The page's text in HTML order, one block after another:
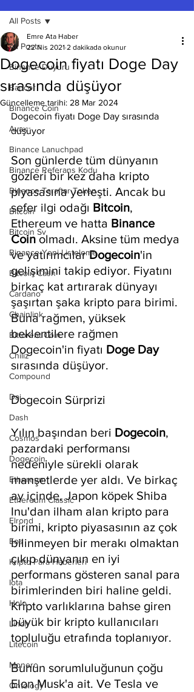
All Posts
Binance Duyuru
Bancor
Binance Coin
Avax
Binance Lanuchpad
Binance Referans Kodu
Binance Taraftar Token
Bitcoin
Bitcoin Sv
Binance Yeni Listeleme
Bitcoin Cash
Cardano
Chainlink
Bittorent Coin
Chiliz
Compound
Dai
Dash
Cosmos
Dogecoin
Ethereum
Ethereum Classic
Elrond
Eos
Kripto Para Haberleri
Iota
Holo
Linch
Litecoin
Monero
Ontology
All Posts
Dogecoin fiyatı Doge Day
sırasında düşüyor
Emre Ata Haber
22 Nis 2021 2 dakikada okunur
Güncelleme tarihi: 28 Mar 2024
Dogecoin fiyatı Doge Day sırasında
düşüyor
Son günlerde tüm dünyanın
gözleri bir kez daha kripto
piyasasına yerleşti. Ancak bu
sefer ilgi odağı Bitcoin,
Ethereum ve hatta Binance
Coin olmadı. Aksine tüm medya
ve yatırımcılar Dogecoin'in
gelişimini takip ediyor. Fiyatını
birkaç kat artırarak dünyayı
şaşırtan şaka kripto para birimi.
Buna rağmen, yüksek
beklentilere rağmen
Dogecoin'in fiyatı Doge Day
sırasında düşüyor.
Dogecoin Sürprizi
Yılın başından beri Dogecoin,
pazardaki performansı
nedeniyle sürekli olarak
manşetlerde yer aldı. Ve birkaç
ay içinde, Japon köpek Shiba
Inu'dan ilham alan kripto para
birimi, kripto piyasasının az çok
bilinmeyen bir merakı olmaktan
çıkıp dünyanın en iyi
performans gösteren sanal para
birimlerinden biri haline geldi.
Kripto varlıklarına bahse giren
büyük bir kripto kullanıcıları
topluluğu etrafında toplanıyor.
Bunun sorumluluğunun çoğu
Elon Musk'a ait. Ve Tesla ve